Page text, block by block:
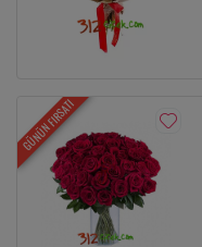
GÜNÜN FIRSATI